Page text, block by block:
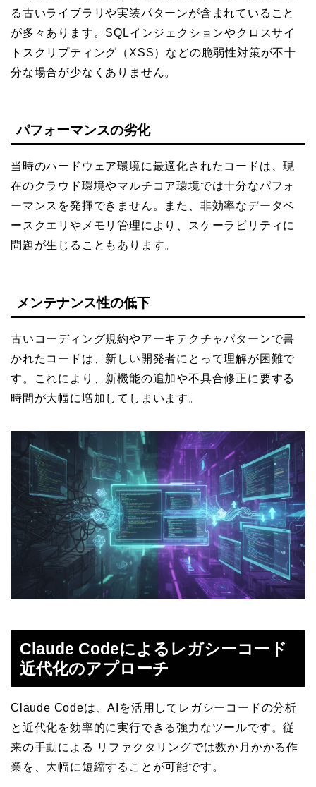
る古いライブラリや実装パターンが含まれていること
が多々あります。SQLインジェクションやクロスサイ
トスクリプティング（XSS）などの脆弱性対策が不十
分な場合が少なくありません。
パフォーマンスの劣化
当時のハードウェア環境に最適化されたコードは、現
在のクラウド環境やマルチコア環境では十分なパフォ
ーマンスを発揮できません。また、非効率なデータベ
ースクエリやメモリ管理により、スケーラビリティに
問題が生じることもあります。
メンテナンス性の低下
古いコーディング規約やアーキテクチャパターンで書
かれたコードは、新しい開発者にとって理解が困難で
す。これにより、新機能の追加や不具合修正に要する
時間が大幅に増加してしまいます。
Claude Codeによるレガシーコード
近代化のアプローチ
Claude Codeは、AIを活用してレガシーコードの分析
と近代化を効率的に実行できる強力なツールです。従
来の手動による リファクタリングでは数か月かかる作
業を、大幅に短縮することが可能です。